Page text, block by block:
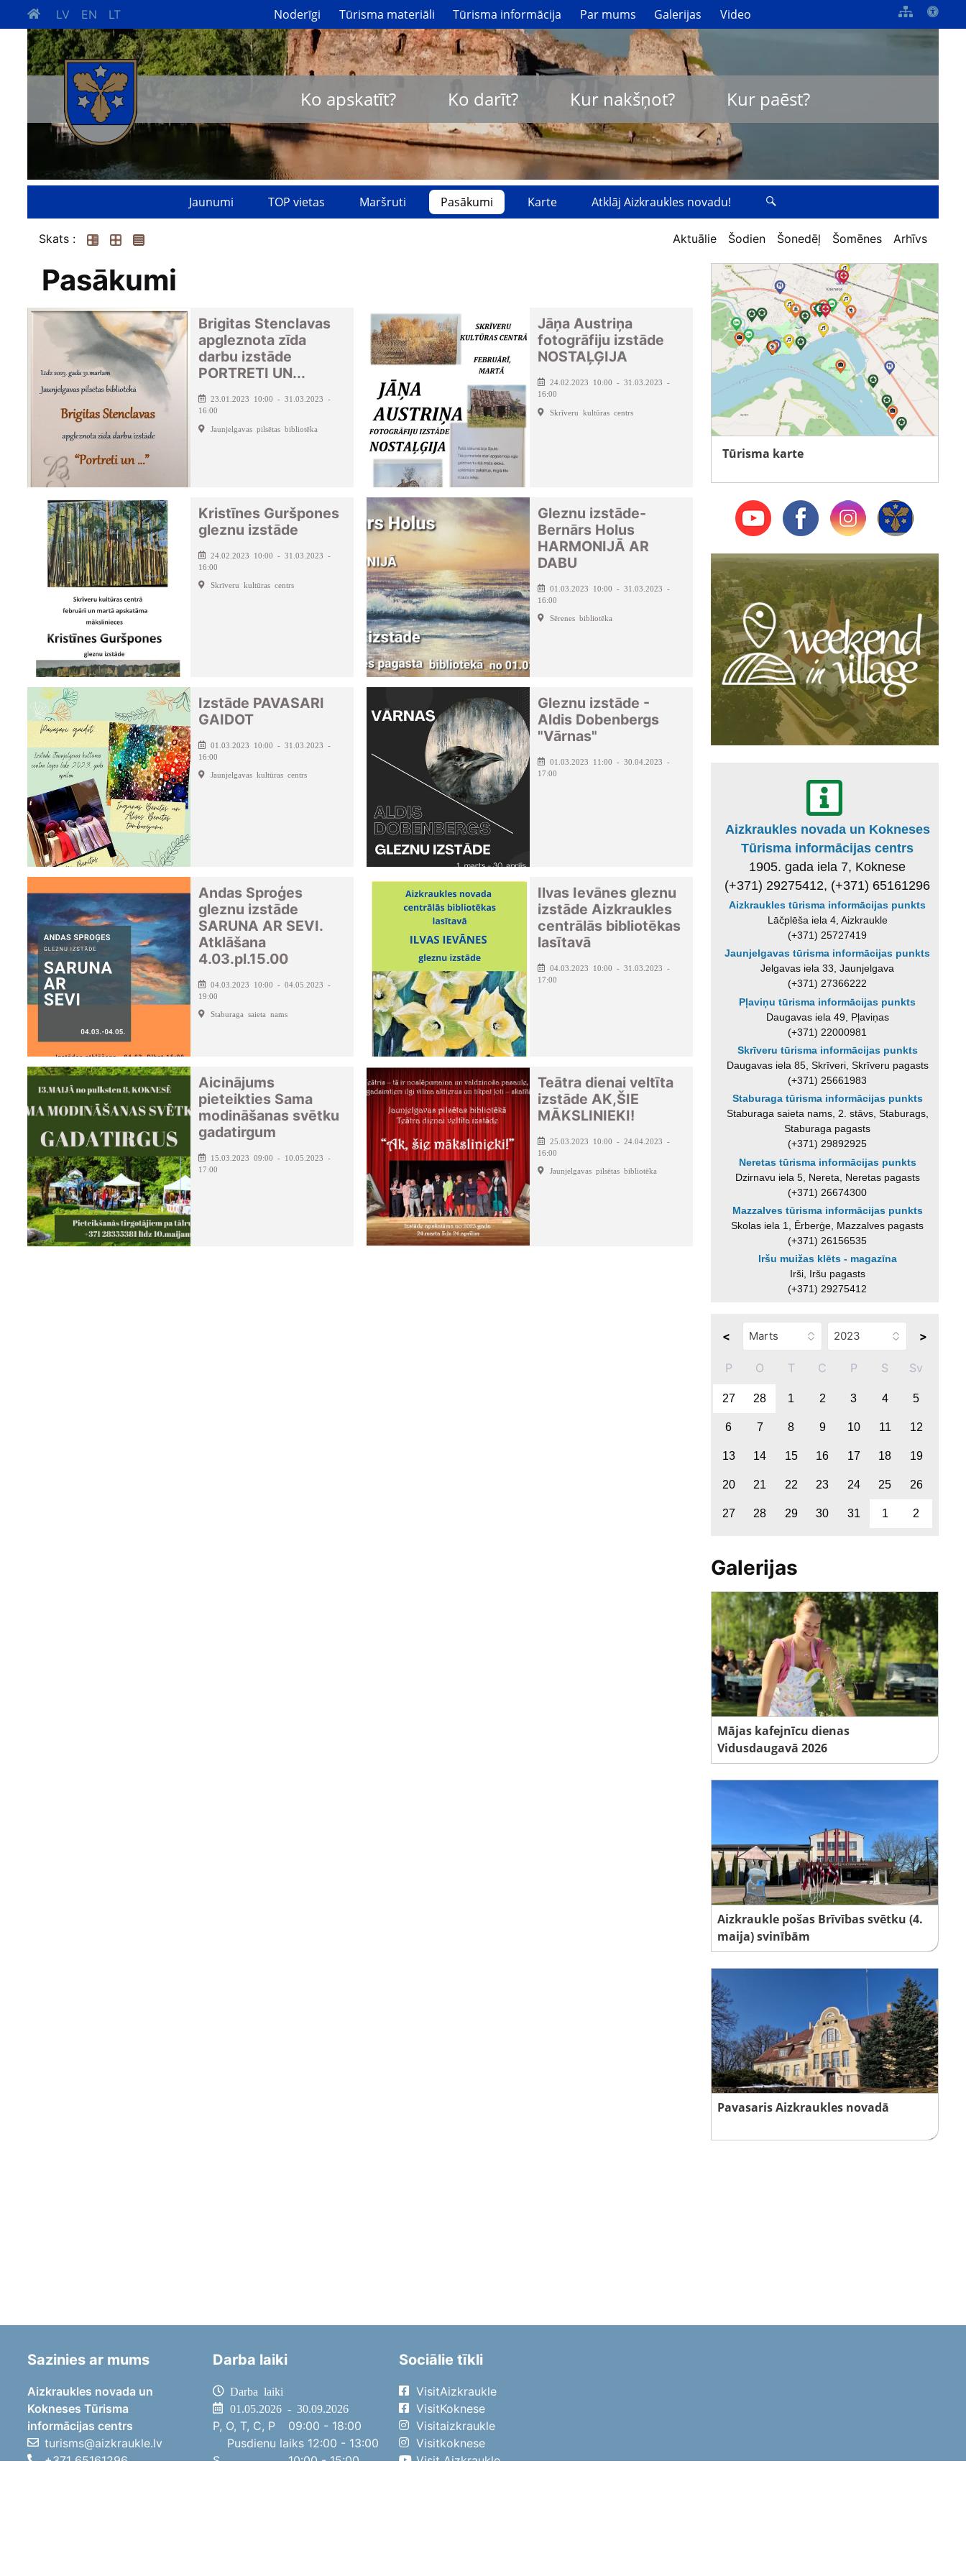
LV EN LT Noderīgi Tūrisma materiāli Tūrisma informācija Par mums Galerijas Video
Ko apskatīt? Ko darīt? Kur nakšņot? Kur paēst?
Jaunumi TOP vietas Maršruti Pasākumi Karte Atklāj Aizkraukles novadu!
Skats : Aktuālie Šodien Šonedēļ Šomēnes Arhīvs
Pasākumi
Brigitas Stenclavas
apgleznota zīda
darbu izstāde
PORTRETI UN...
23.01.2023 10:00 - 31.03.2023 -
16:00
Jaunjelgavas pilsētas bibliotēka
Jāņa Austriņa
fotogrāfiju izstāde
NOSTAĻĢIJA
24.02.2023 10:00 - 31.03.2023 -
16:00
Skrīveru kultūras centrs
Kristīnes Guršpones
gleznu izstāde
24.02.2023 10:00 - 31.03.2023 -
16:00
Skrīveru kultūras centrs
Gleznu izstāde-
Bernārs Holus
HARMONIJĀ AR
DABU
01.03.2023 10:00 - 31.03.2023 -
16:00
Sērenes bibliotēka
Izstāde PAVASARI
GAIDOT
01.03.2023 10:00 - 31.03.2023 -
16:00
Jaunjelgavas kultūras centrs
Gleznu izstāde -
Aldis Dobenbergs
"Vārnas"
01.03.2023 11:00 - 30.04.2023 -
17:00
Andas Sproģes
gleznu izstāde
SARUNA AR SEVI.
Atklāšana
4.03.pl.15.00
04.03.2023 10:00 - 04.05.2023 -
19:00
Staburaga saieta nams
Ilvas Ievānes gleznu
izstāde Aizkraukles
centrālās bibliotēkas
lasītavā
04.03.2023 10:00 - 31.03.2023 -
17:00
Aicinājums
pieteikties Sama
modināšanas svētku
gadatirgum
15.03.2023 09:00 - 10.05.2023 -
17:00
Teātra dienai veltīta
izstāde AK,ŠIE
MĀKSLINIEKI!
25.03.2023 10:00 - 24.04.2023 -
16:00
Jaunjelgavas pilsētas bibliotēka
Tūrisma karte
Aizkraukles novada un Kokneses
Tūrisma informācijas centrs
1905. gada iela 7, Koknese
(+371) 29275412, (+371) 65161296
Aizkraukles tūrisma informācijas punkts
Lāčplēša iela 4, Aizkraukle
(+371) 25727419
Jaunjelgavas tūrisma informācijas punkts
Jelgavas iela 33, Jaunjelgava
(+371) 27366222
Pļaviņu tūrisma informācijas punkts
Daugavas iela 49, Pļaviņas
(+371) 22000981
Skrīveru tūrisma informācijas punkts
Daugavas iela 85, Skrīveri, Skrīveru pagasts
(+371) 25661983
Staburaga tūrisma informācijas punkts
Staburaga saieta nams, 2. stāvs, Staburags,
Staburaga pagasts
(+371) 29892925
Neretas tūrisma informācijas punkts
Dzirnavu iela 5, Nereta, Neretas pagasts
(+371) 26674300
Mazzalves tūrisma informācijas punkts
Skolas iela 1, Ērberģe, Mazzalves pagasts
(+371) 26156535
Iršu muižas klēts - magazīna
Irši, Iršu pagasts
(+371) 29275412
< >
P O T C P S Sv
27 28 1 2 3 4 5
6 7 8 9 10 11 12
13 14 15 16 17 18 19
20 21 22 23 24 25 26
27 28 29 30 31 1 2
Galerijas
Mājas kafejnīcu dienas
Vidusdaugavā 2026
Aizkraukle pošas Brīvības svētku (4.
maija) svinībām
Pavasaris Aizkraukles novadā
Sazinies ar mums
Aizkraukles novada un
Kokneses Tūrisma
informācijas centrs
turisms@aizkraukle.lv
+371 65161296
Darba laiki
Darba laiki
01.05.2026 - 30.09.2026
P, O, T, C, P
09:00 - 18:00
Pusdienu laiks 12:00 - 13:00
S
10:00 - 15:00
Sociālie tīkli
VisitAizkraukle
VisitKoknese
Visitaizkraukle
Visitkoknese
Visit Aizkraukle